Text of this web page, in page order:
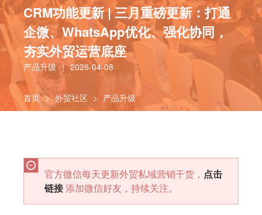
内容社区
关于我们
CRM功能更新 | 三月重磅更新：打通
企微、WhatsApp优化、强化协同，
夯实外贸运营底座
产品升级 | 2026-04-08
首页 > 外贸社区 > 产品升级
官方微信每天更新外贸私域营销干货， 点击
链接添加微信好友，持续关注。